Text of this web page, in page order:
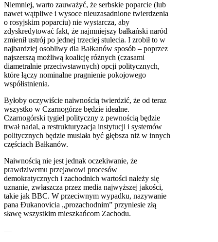
Niemniej, warto zauważyć, że serbskie poparcie (lub
nawet wątpliwe i wysoce nieuzasadnione twierdzenia
o rosyjskim poparciu) nie wystarcza, aby
zdyskredytować fakt, że najmniejszy bałkański naród
zmienił ustrój po jednej trzeciej stulecia. I zrobił to w
najbardziej osobliwy dla Bałkanów sposób – poprzez
najszerszą możliwą koalicję różnych (czasami
diametralnie przeciwstawnych) opcji politycznych,
które łączy nominalne pragnienie pokojowego
współistnienia.
Byłoby oczywiście naiwnością twierdzić, że od teraz
wszystko w Czarnogórze będzie idealne.
Czarnogórski tygiel polityczny z pewnością będzie
trwał nadal, a restrukturyzacja instytucji i systemów
politycznych będzie musiała być głębsza niż w innych
częściach Bałkanów.
Naiwnością nie jest jednak oczekiwanie, że
prawdziwemu przejawowi procesów
demokratycznych i zachodnich wartości należy się
uznanie, zwłaszcza przez media najwyższej jakości,
takie jak BBC. W przeciwnym wypadku, nazywanie
pana Đukanovicia „prozachodnim” przyniesie złą
sławę wszystkim mieszkańcom Zachodu.
—